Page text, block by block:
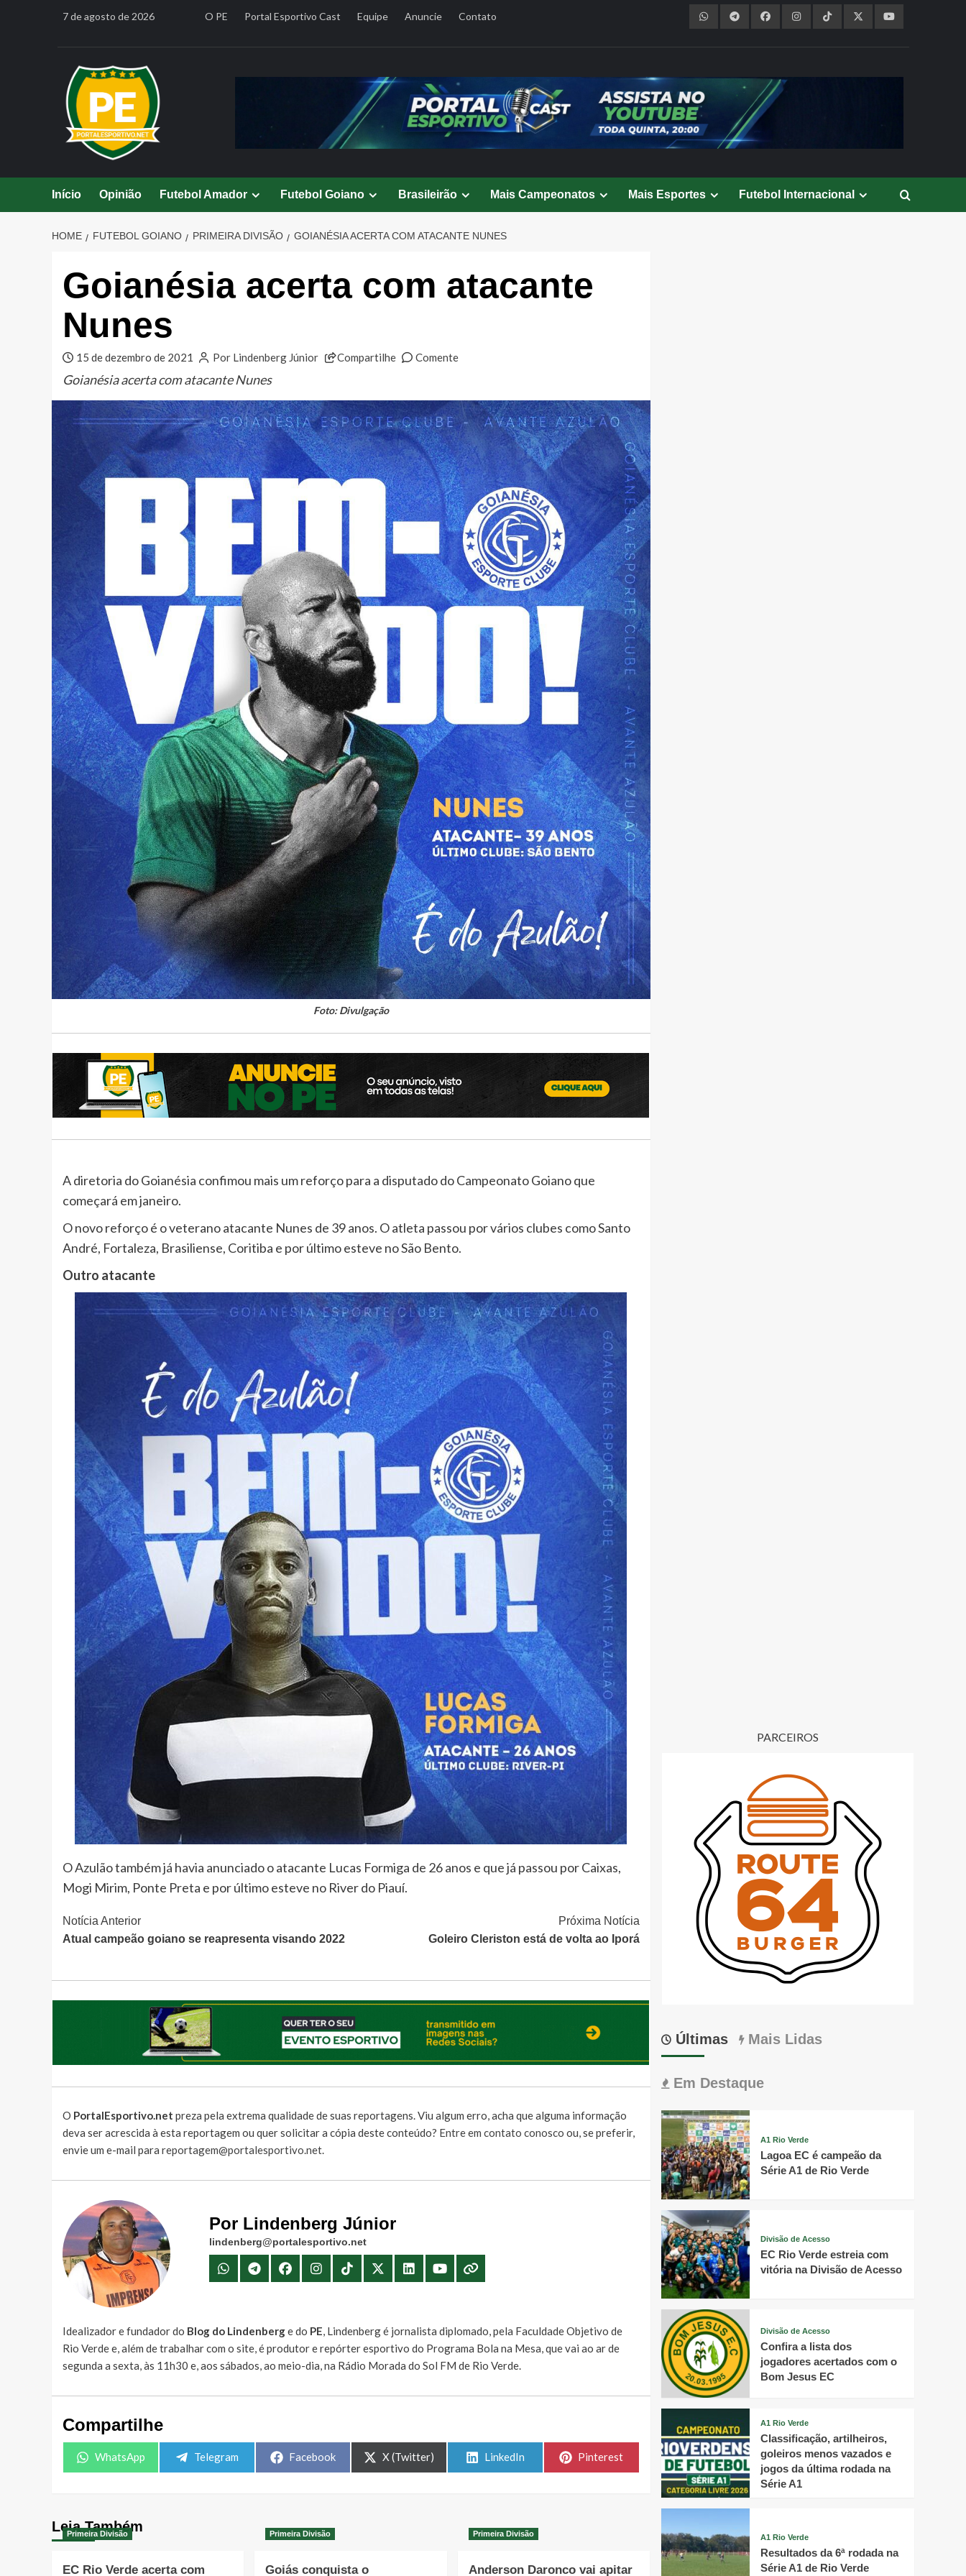
7 de agosto de 2026 O PE Portal Esportivo Cast Equipe Anuncie Contato
Início Opinião Futebol Amador Futebol Goiano Brasileirão Mais Campeonatos Mais Esportes Futebol Internacional
HOME FUTEBOL GOIANO PRIMEIRA DIVISÃO GOIANÉSIA ACERTA COM ATACANTE NUNES
Goianésia acerta com atacante
Nunes
15 de dezembro de 2021 Por Lindenberg Júnior Compartilhe Comente
Goianésia acerta com atacante Nunes
Foto: Divulgação
A diretoria do Goianésia confimou mais um reforço para a disputado do Campeonato Goiano que
começará em janeiro.
O novo reforço é o veterano atacante Nunes de 39 anos. O atleta passou por vários clubes como Santo
André, Fortaleza, Brasiliense, Coritiba e por último esteve no São Bento.
Outro atacante
O Azulão também já havia anunciado o atacante Lucas Formiga de 26 anos e que já passou por Caixas,
Mogi Mirim, Ponte Preta e por último esteve no River do Piauí.
Continue
Lendo
Notícia Anterior
Atual campeão goiano se reapresenta visando 2022
Próxima Notícia
Goleiro Cleriston está de volta ao Iporá
O PortalEsportivo.net preza pela extrema qualidade de suas reportagens. Viu algum erro, acha que alguma informação
deva ser acrescida à esta reportagem ou quer solicitar a cópia deste conteúdo? Entre em contato conosco ou, se preferir,
envie um e-mail para reportagem@portalesportivo.net.
Por Lindenberg Júnior
lindenberg@portalesportivo.net
Idealizador e fundador do Blog do Lindenberge do PE, Lindenberg é jornalista diplomado, pela Faculdade Objetivo de
Rio Verde e, além de trabalhar com o site, é produtor e repórter esportivo do Programa Bola na Mesa, que vai ao ar de
segunda a sexta, às 11h30 e, aos sábados, ao meio-dia, na Rádio Morada do Sol FM de Rio Verde.
Compartilhe
Share
WhatsApp
Share
Telegram
Share
Facebook
Share
on
X (Twitter)
Share
LinkedIn
Share
Pinterest
Leia Também
Primeira Divisão
EC Rio Verde acerta com
Primeira Divisão
Goiás conquista o
Primeira Divisão
Anderson Daronco vai apitar
PARCEIROS
Últimas Mais Lidas
Em Destaque
A1 Rio Verde
Lagoa EC é campeão da
Série A1 de Rio Verde
Divisão de Acesso
EC Rio Verde estreia com
vitória na Divisão de Acesso
Divisão de Acesso
Confira a lista dos
jogadores acertados com o
Bom Jesus EC
A1 Rio Verde
Classificação, artilheiros,
goleiros menos vazados e
jogos da última rodada na
Série A1
A1 Rio Verde
Resultados da 6ª rodada na
Série A1 de Rio Verde